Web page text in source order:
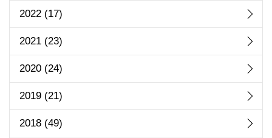
2022 (17)
2021 (23)
2020 (24)
2019 (21)
2018 (49)